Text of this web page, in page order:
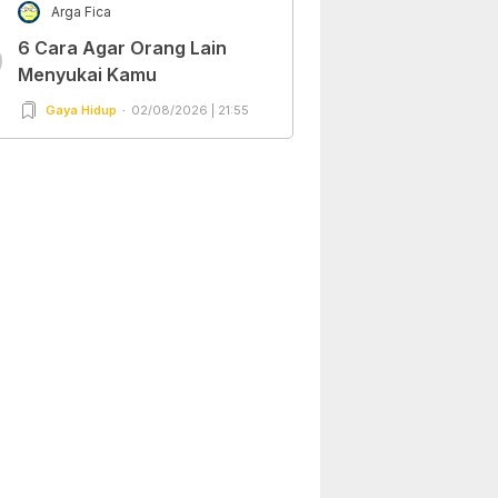
Arga Fica
6 Cara Agar Orang Lain
Menyukai Kamu
Gaya Hidup 02/08/2026 | 21:55